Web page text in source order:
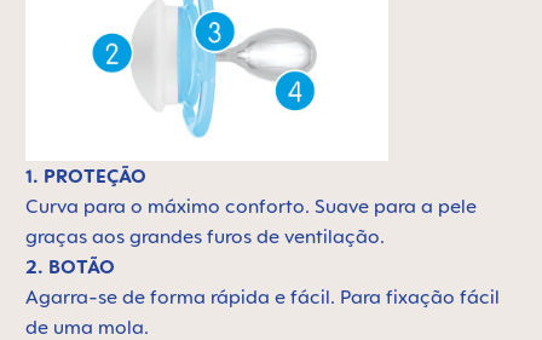
1. PROTEÇÃO
Curva para o máximo conforto. Suave para a pele
graças aos grandes furos de ventilação.
2. BOTÃO
Agarra-se de forma rápida e fácil. Para fixação fácil
de uma mola.